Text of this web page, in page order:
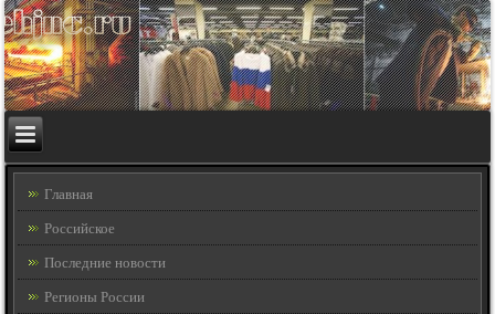
Главная
Российское
Последние новости
Регионы России